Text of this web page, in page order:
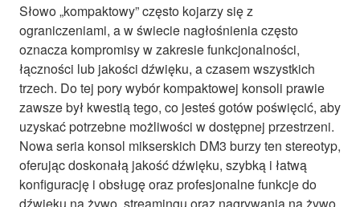
Słowo „kompaktowy” często kojarzy się z
ograniczeniami, a w świecie nagłośnienia często
oznacza kompromisy w zakresie funkcjonalności,
łączności lub jakości dźwięku, a czasem wszystkich
trzech. Do tej pory wybór kompaktowej konsoli prawie
zawsze był kwestią tego, co jesteś gotów poświęcić, aby
uzyskać potrzebne możliwości w dostępnej przestrzeni.
Nowa seria konsol mikserskich DM3 burzy ten stereotyp,
oferując doskonałą jakość dźwięku, szybką i łatwą
konfigurację i obsługę oraz profesjonalne funkcje do
dźwięku na żywo, streamingu oraz nagrywania na żywo